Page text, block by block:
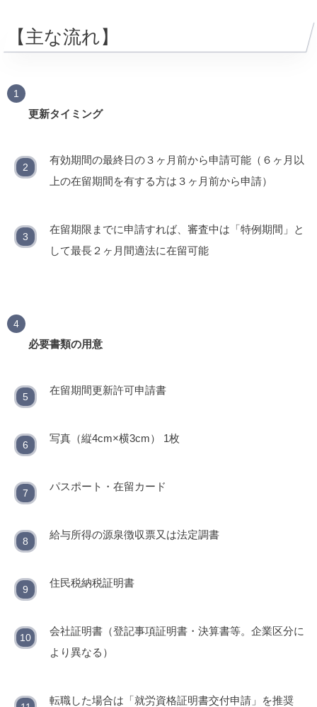
【主な流れ】
更新タイミング
有効期間の最終日の３ヶ月前から申請可能（６ヶ月以
上の在留期間を有する方は３ヶ月前から申請）
在留期限までに申請すれば、審査中は「特例期間」と
して最長２ヶ月間適法に在留可能
必要書類の用意
在留期間更新許可申請書
写真（縦4cm×横3cm） 1枚
パスポート・在留カード
給与所得の源泉徴収票又は法定調書
住民税納税証明書
会社証明書（登記事項証明書・決算書等。企業区分に
より異なる）
転職した場合は「就労資格証明書交付申請」を推奨